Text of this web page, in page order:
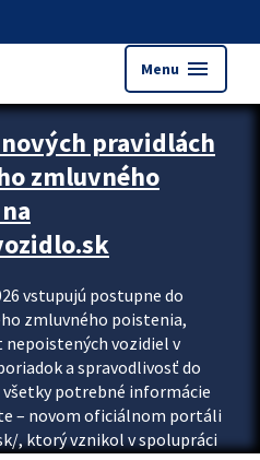
Menu menu
nových pravidlách
zmluvného
vstupujú postupne do
zmluvného poistenia,
vozidiel v
a spravodlivosť do
všetky potrebné informácie
– novom oficiálnom portáli
, ktorý vznikol v spolupráci